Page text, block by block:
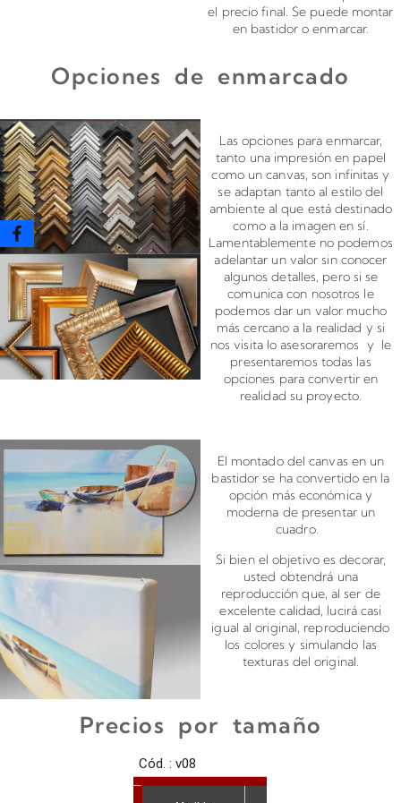
el precio final. Se puede montar
en bastidor o enmarcar.
Opciones de enmarcado
Las opciones para enmarcar,
tanto una impresión en papel
como un canvas, son infinitas y
se adaptan tanto al estilo del
ambiente al que está destinado
como a la imagen en sí.
Lamentablemente no podemos
adelantar un valor sin conocer
algunos detalles, pero si se
comunica con nosotros le
podemos dar un valor mucho
más cercano a la realidad y si
nos visita lo asesoraremos y le
presentaremos todas las
opciones para convertir en
realidad su proyecto.
El montado del canvas en un
bastidor se ha convertido en la
opción más económica y
moderna de presentar un
cuadro.
Si bien el objetivo es decorar,
usted obtendrá una
reproducción que, al ser de
excelente calidad, lucirá casi
igual al original, reproduciendo
los colores y simulando las
texturas del original.
Precios por tamaño